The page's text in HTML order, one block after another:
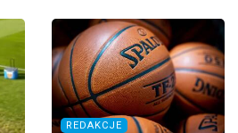
REDAKCJE